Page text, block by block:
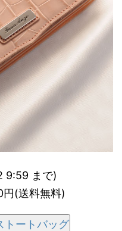
9:59 まで)
(送料無料)
トートバッグ